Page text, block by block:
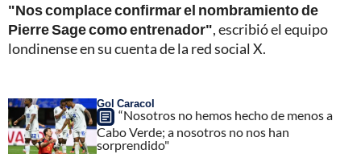
"Nos complace confirmar el nombramiento de
Pierre Sage como entrenador", escribió el equipo
londinense en su cuenta de la red social X.
Gol Caracol
“Nosotros no hemos hecho de menos a
Cabo Verde; a nosotros no nos han
sorprendido"